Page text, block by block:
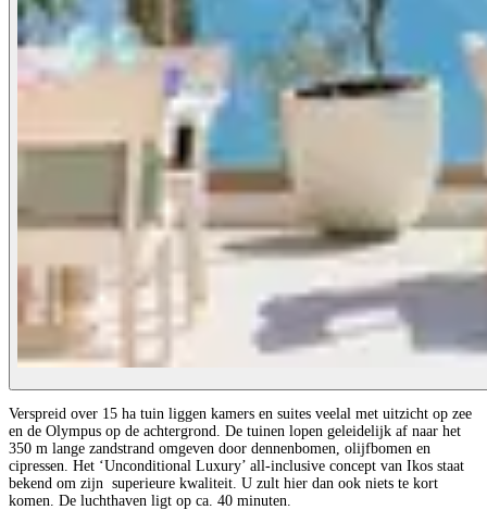
Verspreid over 15 ha tuin liggen kamers en suites veelal met uitzicht op zee
en de Olympus op de achtergrond. De tuinen lopen geleidelijk af naar het
350 m lange zandstrand omgeven door dennenbomen, olijfbomen en
cipressen. Het ‘Unconditional Luxury’ all-inclusive concept van Ikos staat
bekend om zijn superieure kwaliteit. U zult hier dan ook niets te kort
komen. De luchthaven ligt op ca. 40 minuten.